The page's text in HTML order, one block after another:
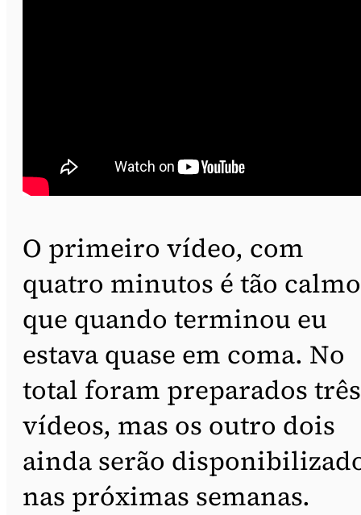
O primeiro vídeo, com
quatro minutos é tão
que quando terminou eu
estava quase em coma. No
total foram preparados três
vídeos, mas os outro dois
ainda serão
nas próximas semanas.